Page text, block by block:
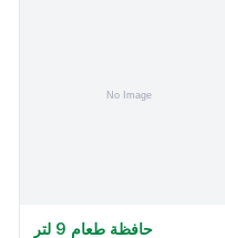
حافظة طعام 9 لتر